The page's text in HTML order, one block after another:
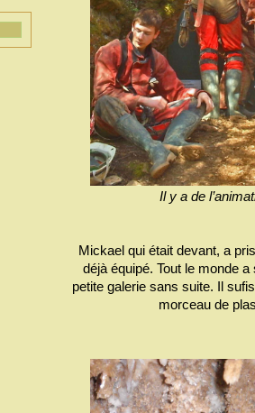
Il y a de
Mickael qui était devant, a
déjà équipé. Tout le monde
petite galerie sans suite. Il
morceau de